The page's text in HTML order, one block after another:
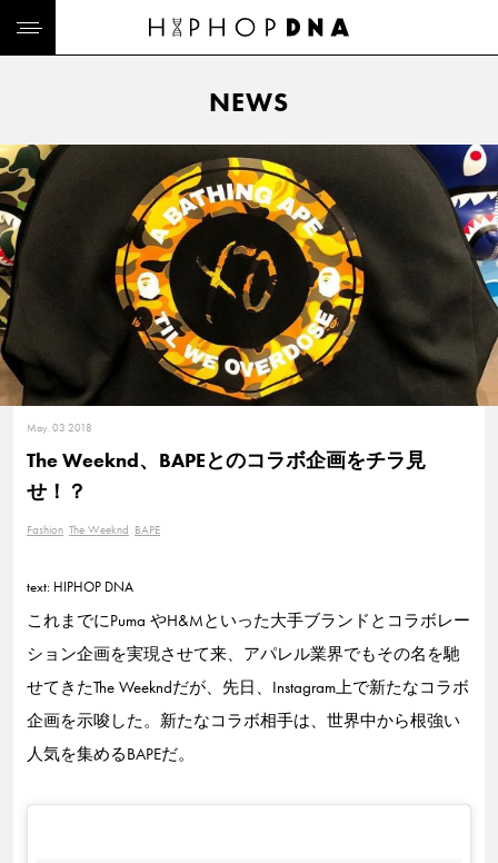
NEWS
May. 03 2018
The Weeknd、BAPEとのコラボ企画をチラ見
せ！？
Fashion The Weeknd BAPE
text: HIPHOP DNA
これまでにPuma やH&Mといった大手ブランドとコラボレー
ション企画を実現させて来、アパレル業界でもその名を馳
せてきたThe Weekndだが、先日、Instagram上で新たなコラボ
企画を示唆した。新たなコラボ相手は、世界中から根強い
人気を集めるBAPEだ。